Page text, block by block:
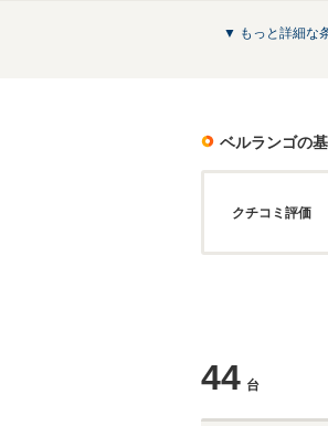
▼ もっと詳細な
ベルランゴの
クチコミ評価
44 台